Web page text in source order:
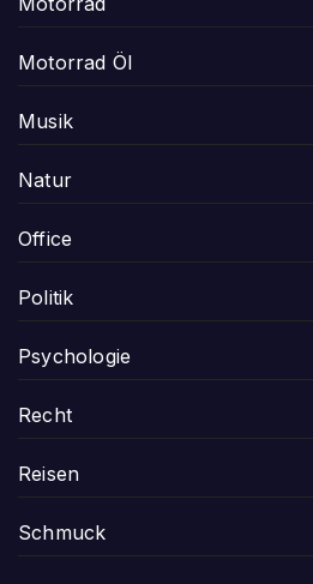
Motorrad Öl
Musik
Natur
Office
Politik
Psychologie
Recht
Reisen
Schmuck